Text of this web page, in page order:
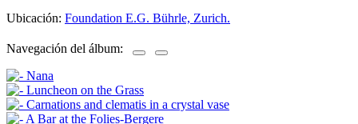
Ubicación: Foundation E.G. Bührle, Zurich.
Navegación del álbum: